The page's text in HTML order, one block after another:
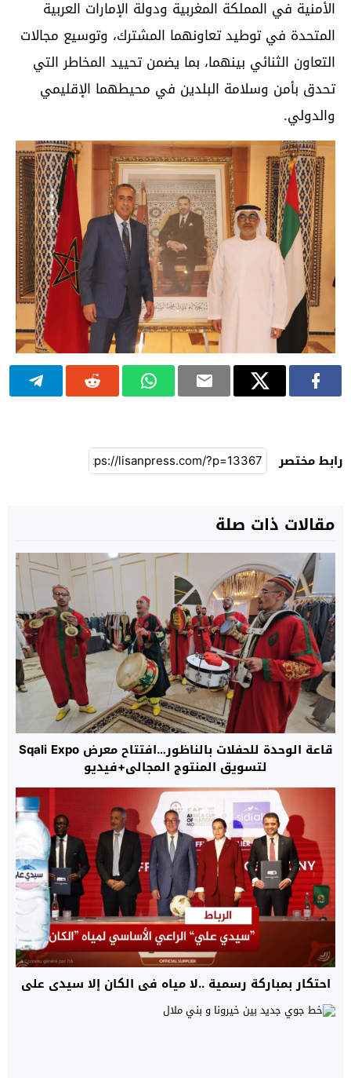
الأمنية في المملكة المغربية ودولة الإمارات العربية
المتحدة في توطيد تعاونهما المشترك، وتوسيع مجالات
التعاون الثنائي بينهما، بما يضمن تحييد المخاطر التي
تحدق بأمن وسلامة البلدين في محيطهما الإقليمي
والدولي.
رابط مختصر
مقالات ذات صلة
قاعة الوحدة للحفلات بالناظور…افتتاح معرض Sqali Expo
لتسويق المنتوج المجالي+فيديو
احتكار بمباركة رسمية ..لا مياه في الكان إلا سيدي علي